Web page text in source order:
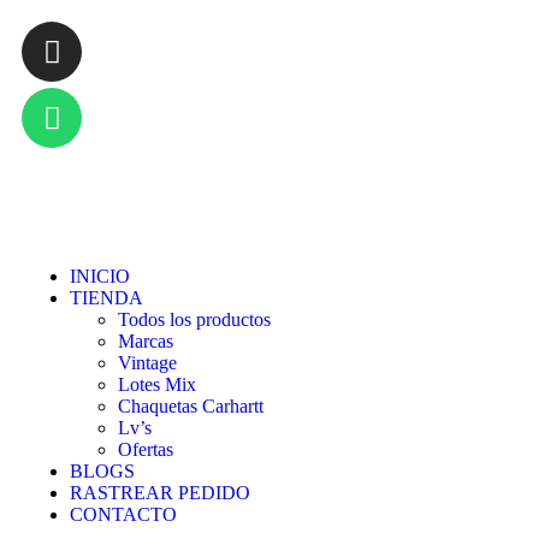
INICIO
TIENDA
Todos los productos
Marcas
Vintage
Lotes Mix
Chaquetas Carhartt
Lv’s
Ofertas
BLOGS
RASTREAR PEDIDO
CONTACTO